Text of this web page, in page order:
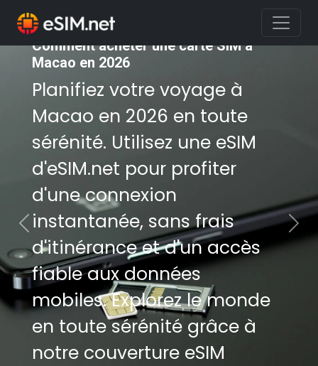
Comment acheter une carte SIM à
Macao en 2026
Planifiez votre voyage à
Macao en 2026 en toute
sérénité. Utilisez une eSIM
d'eSIM.net pour profiter
d'une connexion
instantanée, sans frais
d'itinérance et d'un accès
fiable aux données
mobiles. Explorez le monde
en toute sérénité grâce à
notre couverture eSIM
Comment acheter une carte SIM à
Macao en 2026
Planifiez votre voyage à
Macao en 2026 en toute
sérénité. Utilisez une eSIM
d'eSIM.net pour profiter
d'une connexion
instantanée, sans frais
d'itinérance et d'un accès
fiable aux données
mobiles. Explorez le monde
en toute sérénité grâce à
notre couverture eSIM
Previous Next